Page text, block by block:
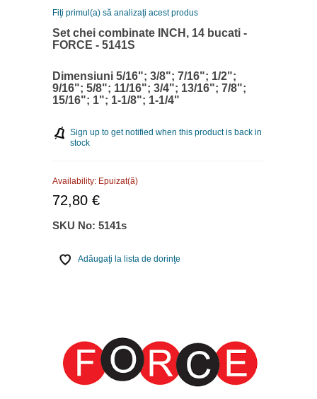
Fiţi primul(a) să analizaţi acest produs
Set chei combinate INCH, 14 bucati -
FORCE - 5141S
Dimensiuni 5/16"; 3/8"; 7/16"; 1/2";
9/16"; 5/8"; 11/16"; 3/4"; 13/16"; 7/8";
15/16"; 1"; 1-1/8"; 1-1/4"
Sign up to get notified when this product is back in
stock
Availability: Epuizat(ă)
72,80 €
SKU No: 5141s
Adăugaţi la lista de dorinţe